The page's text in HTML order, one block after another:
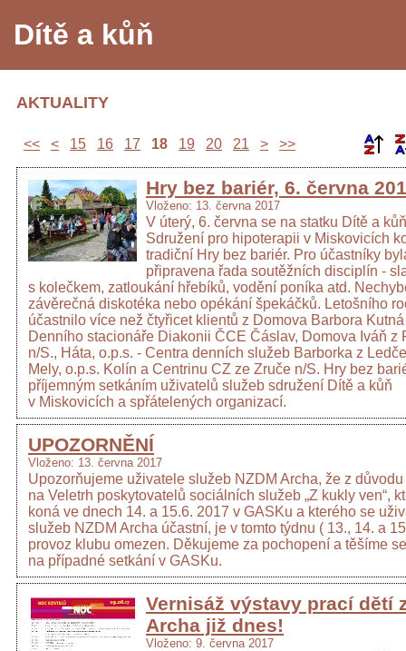
Dítě a kůň
AKTUALITY
<< < 15 16 17 18 19 20 21 > >>
Hry bez bariér, 6. června
Vloženo: 13. června 2017
V úterý, 6. června se na statku Dítě a
Sdružení pro hipoterapii v Miskovicích
tradiční Hry bez bariér. Pro účastníky
připravena řada soutěžních disciplín -
s kolečkem, zatloukání hřebíků, vodění poníka atd.
závěrečná diskotéka nebo opékání špekáčků. Letošního
účastnilo více než čtyřicet klientů z Domova Barbora
Denního stacionáře Diakonii ČCE Čáslav, Domova Iváň z
n/S., Háta, o.p.s. - Centra denních služeb Barborka z
Mely, o.p.s. Kolín a Centrinu CZ ze Zruče n/S. Hry bez
příjemným setkáním uživatelů služeb sdružení Dítě a kůň
v Miskovicích a spřátelených organizací.
UPOZORNĚNÍ
Vloženo: 13. června 2017
Upozorňujeme uživatele služeb NZDM Archa, že z
na Veletrh poskytovatelů sociálních služeb „Z kukly ven“,
koná ve dnech 14. a 15.6. 2017 v GASKu a kterého se
služeb NZDM Archa účastní, je v tomto týdnu ( 13., 14. a
provoz klubu omezen. Děkujeme za pochopení a těšíme se
na případné setkání v GASKu.
Vernisáž výstavy prací dětí
Archa již dnes!
Vloženo: 9. června 2017